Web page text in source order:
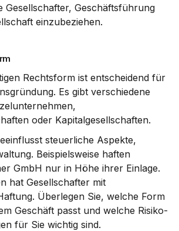
Gesellschafter, Geschäftsführung
einzubeziehen.
Rechtsform ist entscheidend für
Es gibt verschiedene
oder Kapitalgesellschaften.
steuerliche Aspekte,
Beispielsweise haften
GmbH nur in Höhe ihrer Einlage.
hat Gesellschafter mit
Überlegen Sie, welche Form
Geschäft passt und welche Risiko-
für Sie wichtig sind.